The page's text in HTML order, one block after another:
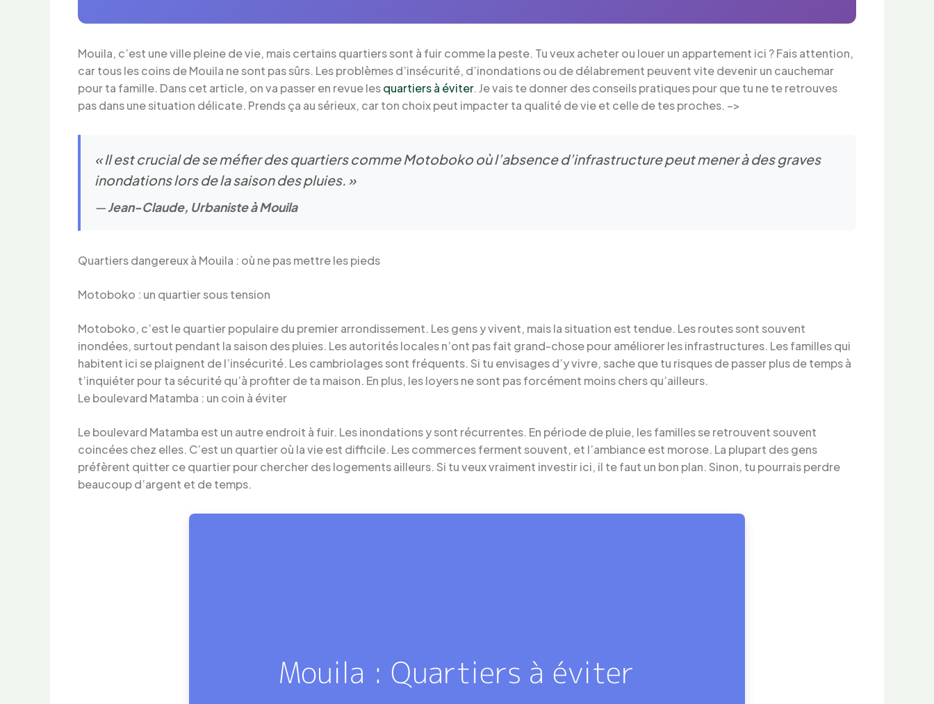
Mouila, c’est une ville pleine de vie, mais certains quartiers sont à fuir comme la peste. Tu veux acheter ou louer un appartement ici ? Fais attention,
car tous les coins de Mouila ne sont pas sûrs. Les problèmes d’insécurité, d’inondations ou de délabrement peuvent vite devenir un cauchemar
pour ta famille. Dans cet article, on va passer en revue lesquartiers à éviter. Je vais te donner des conseils pratiques pour que tu ne te retrouves
pas dans une situation délicate. Prends ça au sérieux, car ton choix peut impacter ta qualité de vie et celle de tes proches. –>
« Il est crucial de se méfier des quartiers comme Motoboko où l’absence d’infrastructure peut mener à des graves
inondations lors de la saison des pluies. »
—Jean-Claude, Urbaniste à Mouila
Quartiers dangereux à Mouila : où ne pas mettre les pieds
Motoboko : un quartier sous tension
Motoboko, c’est le quartier populaire du premier arrondissement. Les gens y vivent, mais la situation est tendue. Les routes sont souvent
inondées, surtout pendant la saison des pluies. Les autorités locales n’ont pas fait grand-chose pour améliorer les infrastructures. Les familles qui
habitent ici se plaignent de l’insécurité. Les cambriolages sont fréquents. Si tu envisages d’y vivre, sache que tu risques de passer plus de temps à
t’inquiéter pour ta sécurité qu’à profiter de ta maison. En plus, les loyers ne sont pas forcément moins chers qu’ailleurs.
Le boulevard Matamba : un coin à éviter
Le boulevard Matamba est un autre endroit à fuir. Les inondations y sont récurrentes. En période de pluie, les familles se retrouvent souvent
coincées chez elles. C’est un quartier où la vie est difficile. Les commerces ferment souvent, et l’ambiance est morose. La plupart des gens
préfèrent quitter ce quartier pour chercher des logements ailleurs. Si tu veux vraiment investir ici, il te faut un bon plan. Sinon, tu pourrais perdre
beaucoup d’argent et de temps.